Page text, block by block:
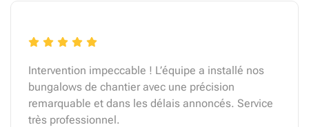
Intervention impeccable ! L’équipe a installé nos
bungalows de chantier avec une précision
remarquable et dans les délais annoncés. Service
très professionnel.